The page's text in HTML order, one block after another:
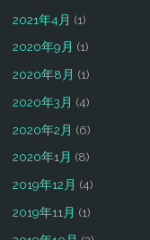
2021年4月 (1)
2020年9月 (1)
2020年8月 (1)
2020年3月 (4)
2020年2月 (6)
2020年1月 (8)
2019年12月 (4)
2019年11月 (1)